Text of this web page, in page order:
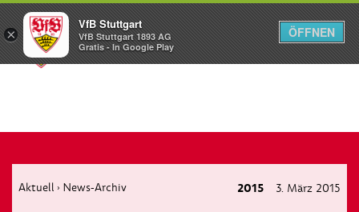
Menü
Aktuell › News-Archiv 2015 3. März 2015
×
VfB Stuttgart
VfB Stuttgart 1893 AG
Gratis - In Google Play
ÖFFNEN